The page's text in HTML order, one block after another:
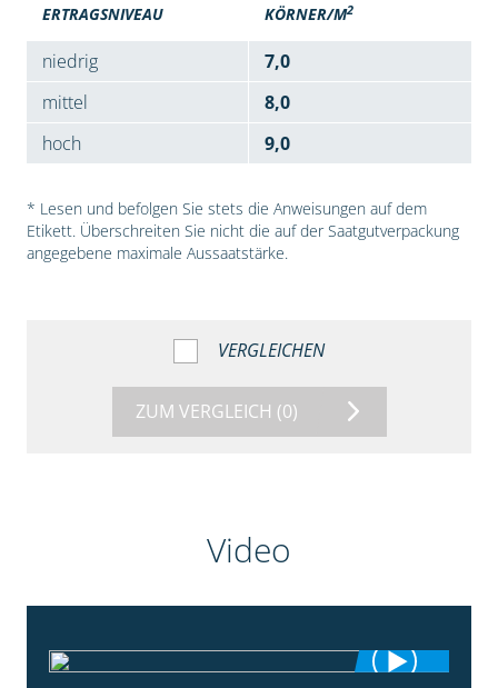
ERTRAGSNIVEAU KÖRNER/M2
niedrig
7,0
mittel
8,0
hoch
9,0
* Lesen und befolgen Sie stets die Anweisungen auf dem
Etikett. Überschreiten Sie nicht die auf der Saatgutverpackung
angegebene maximale Aussaatstärke.
VERGLEICHEN
ZUM VERGLEICH (0)
Video